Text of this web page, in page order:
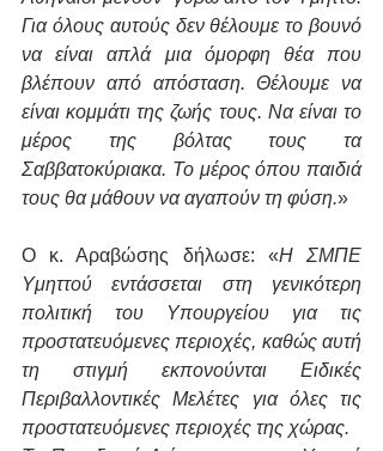
Για όλους αυτούς δεν θέλουμε το βουνό
να είναι απλά μια όμορφη θέα που
βλέπουν από απόσταση. Θέλουμε να
είναι κομμάτι της ζωής τους. Να είναι το
μέρος της βόλτας τους τα
Σαββατοκύριακα. Το μέρος όπου παιδιά
τους θα μάθουν να αγαπούν τη φύση.»
Ο κ. Αραβώσης δήλωσε: «Η ΣΜΠΕ
Υμηττού εντάσσεται στη γενικότερη
πολιτική του Υπουργείου για τις
προστατευόμενες περιοχές, καθώς αυτή
τη στιγμή εκπονούνται Ειδικές
Περιβαλλοντικές Μελέτες για όλες τις
προστατευόμενες περιοχές της χώρας.